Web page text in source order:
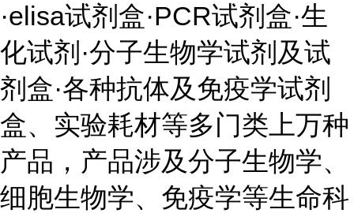
·elisa试剂盒·PCR试剂盒·生
化试剂·分子生物学试剂及试
剂盒·各种抗体及免疫学试剂
盒、实验耗材等多门类上万种
产品，产品涉及分子生物学、
细胞生物学、免疫学等生命科